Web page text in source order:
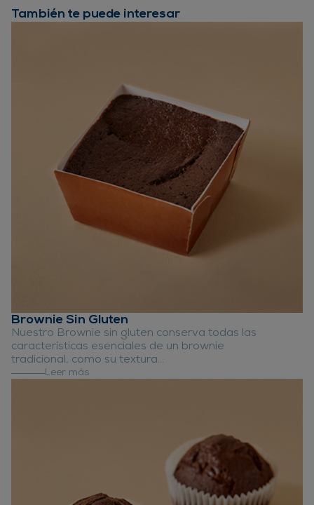
También te puede interesar
Brownie Sin Gluten
Nuestro Brownie sin gluten conserva todas las
características esenciales de un brownie
tradicional, como su textura…
Leer más